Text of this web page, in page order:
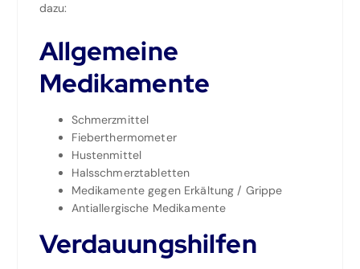
dazu:
Allgemeine
Medikamente
Schmerzmittel
Fieberthermometer
Hustenmittel
Halsschmerztabletten
Medikamente gegen Erkältung / Grippe
Antiallergische Medikamente
Verdauungshilfen